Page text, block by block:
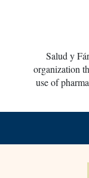
Salud y
organization
use of